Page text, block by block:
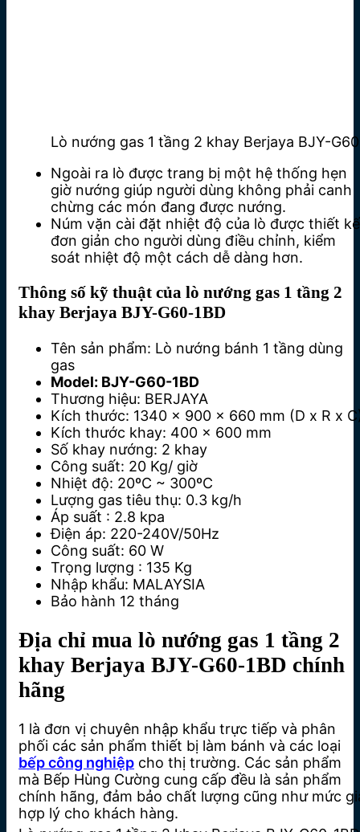
Lò nướng gas 1 tầng 2 khay Berjaya BJY-
Ngoài ra lò được trang bị một hệ thống hẹn
giờ nướng giúp người dùng không phải canh
chừng các món đang được nướng.
Núm vặn cài đặt nhiệt độ của lò được thiết kế
đơn giản cho người dùng điều chỉnh, kiểm
soát nhiệt độ một cách dễ dàng hơn.
Thông số kỹ thuật của lò nướng gas 1 tầng 2
khay Berjaya BJY-G60-1BD
Tên sản phẩm: Lò nướng bánh 1 tầng dùng
gas
Model: BJY-G60-1BD
Thương hiệu: BERJAYA
Kích thước: 1340 x 900 x 660 mm (D x R x
Kích thước khay: 400 x 600 mm
Số khay nướng: 2 khay
Công suất: 20 Kg/ giờ
Nhiệt độ: 20ºC ~ 300ºC
Lượng gas tiêu thụ: 0.3 kg/h
Áp suất : 2.8 kpa
Điện áp: 220-240V/50Hz
Công suất: 60 W
Trọng lượng : 135 Kg
Nhập khẩu: MALAYSIA
Bảo hành 12 tháng
Địa chỉ mua lò nướng gas 1 tầng 2
khay Berjaya BJY-G60-1BD chính
hãng
1 là đơn vị chuyên nhập khẩu trực tiếp và phân
phối các sản phẩm thiết bị làm bánh và các loại
bếp công nghiệp cho thị trường. Các sản phẩm
mà Bếp Hùng Cường cung cấp đều là sản phẩm
chính hãng, đảm bảo chất lượng cũng như mức
hợp lý cho khách hàng.